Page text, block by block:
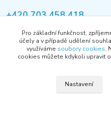
+420 703 458 418
informace@rgshop.cz
Pro základní funkčnost,
účely a v případě udělení
využíváme soubory cookies.
cookies můžete kdykoli upravit
Nastavení